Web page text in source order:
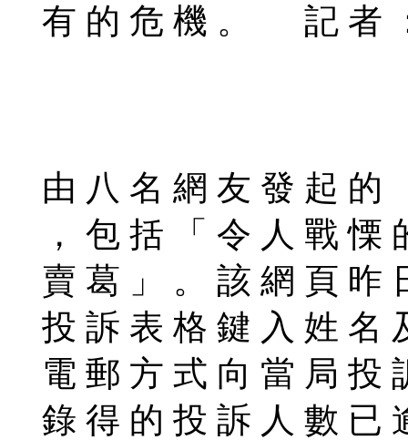
有 的 危 機 。 記 者
由 八 名 網 友 發 起 的
， 包 括 「 令 人 戰 慄
賣 葛 」 。 該 網 頁 昨
投 訴 表 格 鍵 入 姓 名
電 郵 方 式 向 當 局 投
錄 得 的 投 訴 人 數 已